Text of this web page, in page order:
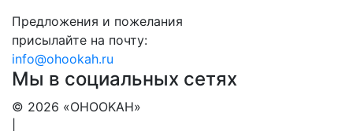
Предложения и пожелания
присылайте на почту:
info@ohookah.ru
Мы в социальных сетях
© 2026 «OHOOKAH»